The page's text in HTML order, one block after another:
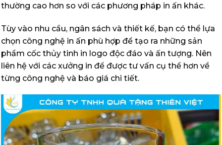
thường cao hơn so với các phương pháp in ấn khác.
Tùy vào nhu cầu, ngân sách và thiết kế, bạn có thể lựa
chọn công nghệ in ấn phù hợp để tạo ra những sản
phẩm cốc thủy tinh in logo độc đáo và ấn tượng. Nên
liên hệ với các xưởng in để được tư vấn cụ thể hơn về
từng công nghệ và báo giá chi tiết.